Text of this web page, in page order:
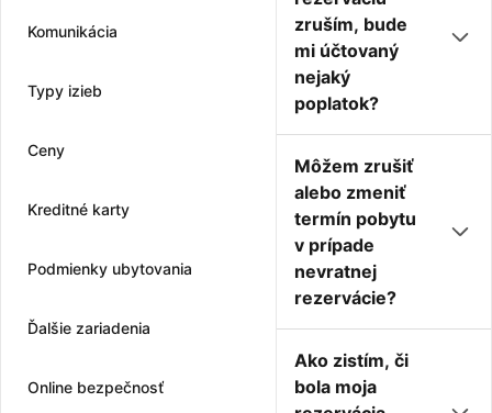
Komunikácia
Typy izieb
Ceny
Kreditné karty
Podmienky ubytovania
Ďalšie zariadenia
Online bezpečnosť
zruším, bude
mi účtovaný
nejaký
poplatok?
Môžem zrušiť
alebo zmeniť
termín pobytu
v prípade
nevratnej
rezervácie?
Ako zistím, či
bola moja